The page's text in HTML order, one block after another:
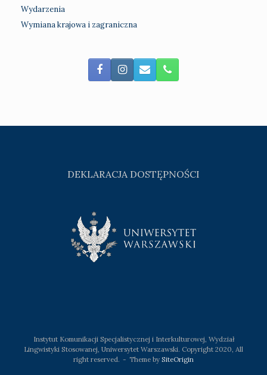
Wydarzenia
Wymiana krajowa i zagraniczna
DEKLARACJA DOSTĘPNOŚCI
Instytut Komunikacji Specjalistycznej i Interkulturowej, Wydział
Lingwistyki Stosowanej, Uniwersytet Warszawski. Copyright 2020, All
right reserved.
Theme by SiteOrigin